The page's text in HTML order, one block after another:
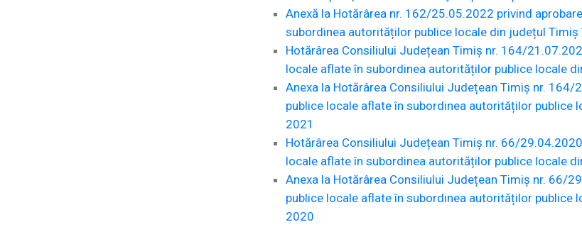
Anexă la Hotărârea nr. 162/25.05.2022 privind
subordinea autorităților publice locale din județul
Hotărârea Consiliului Județean Timiș nr. 164/
locale aflate în subordinea autorităților publice locale
Anexa la Hotărârea Consiliului Județean Timiș nr.
publice locale aflate în subordinea autorităților publice
2021
Hotărârea Consiliului Județean Timiș nr. 66/
locale aflate în subordinea autorităților publice locale
Anexa la Hotărârea Consiliului Județean Timiș nr. 66/
publice locale aflate în subordinea autorităților publice
2020